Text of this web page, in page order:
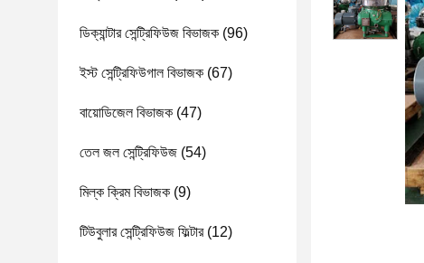
ডিক্যান্টার সেন্ট্রিফিউজ বিভাজক (96)
ইস্ট সেন্ট্রিফিউগাল বিভাজক (67)
বায়োডিজেল বিভাজক (47)
তেল জল সেন্ট্রিফিউজ (54)
মিল্ক ক্রিম বিভাজক (9)
টিউবুলার সেন্ট্রিফিউজ ফিল্টার(12)